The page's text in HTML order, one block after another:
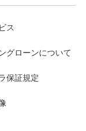
ス
グローンについて
保証規定